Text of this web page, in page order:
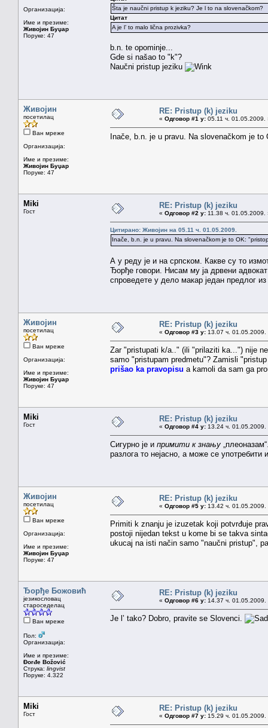
Организација:
Име и презиме:
Живојин Буџар
Поруке: 47
Šta je naučni pristup k jeziku? Je l to na slovenačkom?
Цитат
A je l’ to malo lična prozivka?
b.n. te opominje...
Gde si našao to "k"?
Naučni pristup jeziku
Живојин
посетилац
Ван мреже
Организација:
Име и презиме:
Живојин Буџар
Поруке: 47
RE: Pristup (k) jeziku
« Одговор #1 у: 05.11 ч. 01.05.2009.
Inače, b.n. je u pravu. Na slovenačkom je
Miki
Гост
RE: Pristup (k) jeziku
« Одговор #2 у: 11.38 ч. 01.05.2009.
Цитирано: Живојин на 05.11 ч. 01.05.2009.
Inače, b.n. je u pravu. Na slovenačkom je to OK:
А у реду је и на српском. Какве су то
Ђорђе говори. Нисам му ја дрвени
спроведете у дело макар један предлог
Живојин
посетилац
Ван мреже
Организација:
Име и презиме:
Живојин Буџар
Поруке: 47
RE: Pristup (k) jeziku
« Одговор #3 у: 13.07 ч. 01.05.2009.
Zar "pristupati k/a.." (ili "prilaziti ka...") nije
samo "pristupam predmetu"? Zamisli
prišao ka pravopisu a kamoli da sam ga
Miki
Гост
RE: Pristup (k) jeziku
« Одговор #4 у: 13.24 ч. 01.05.2009.
Сигурно је и примити к знању
разлога то нејасно, а може се
Живојин
посетилац
Ван мреже
Организација:
Име и презиме:
Живојин Буџар
Поруке: 47
RE: Pristup (k) jeziku
« Одговор #5 у: 13.42 ч. 01.05.2009.
Primiti k znanju je izuzetak koji potvrđuje
postoji nijedan tekst u kome bi se takva
ukucaj na isti način samo "naučni pristup",
Ђорђе Божовић
језикословац
староседелац
Ван мреже
Пол:
Организација:
Име и презиме:
Đorđe Božović
Струка: lingvist
Поруке: 4.322
RE: Pristup (k) jeziku
« Одговор #6 у: 14.37 ч. 01.05.2009.
Je l’ tako? Dobro, pravite se Slovenci.
Miki
Гост
RE: Pristup (k) jeziku
« Одговор #7 у: 15.29 ч. 01.05.2009.